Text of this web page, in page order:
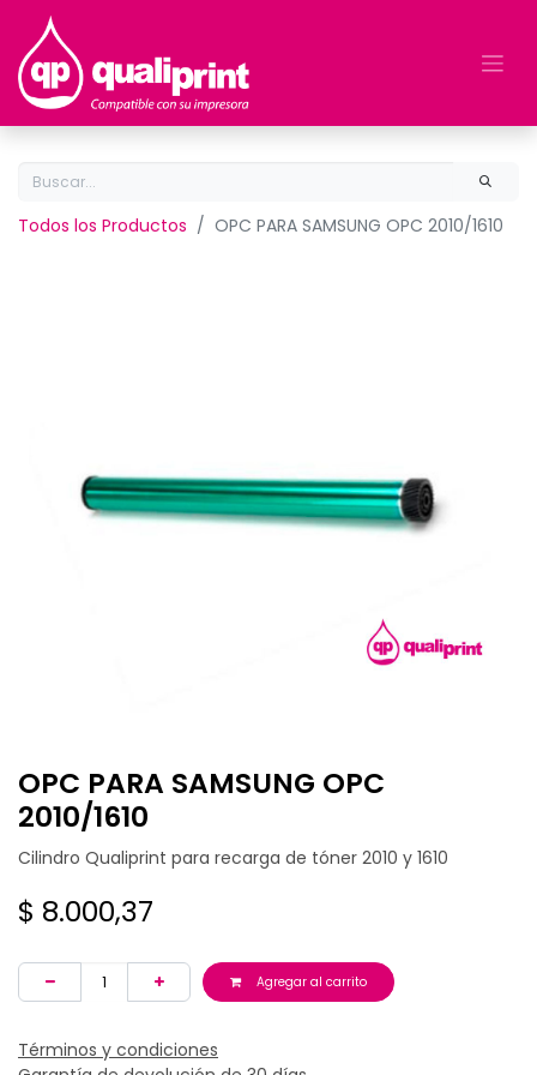
Todos los Productos OPC PARA SAMSUNG OPC 2010/1610
OPC PARA SAMSUNG OPC
2010/1610
Cilindro Qualiprint para recarga de tóner 2010 y 1610
$ 8.000,37
Agregar al carrito
Términos y condiciones